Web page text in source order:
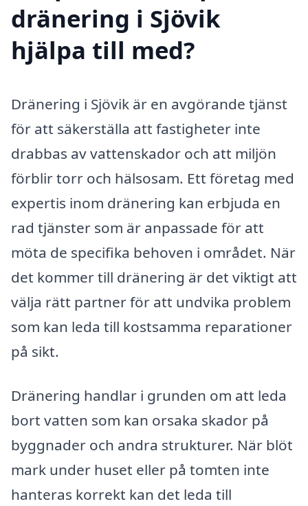
dränering i Sjövik
hjälpa till med?
Dränering i Sjövik är en avgörande tjänst
för att säkerställa att fastigheter inte
drabbas av vattenskador och att miljön
förblir torr och hälsosam. Ett företag med
expertis inom dränering kan erbjuda en
rad tjänster som är anpassade för att
möta de specifika behoven i området. När
det kommer till dränering är det viktigt att
välja rätt partner för att undvika problem
som kan leda till kostsamma reparationer
på sikt.
Dränering handlar i grunden om att leda
bort vatten som kan orsaka skador på
byggnader och andra strukturer. När blöt
mark under huset eller på tomten inte
hanteras korrekt kan det leda till